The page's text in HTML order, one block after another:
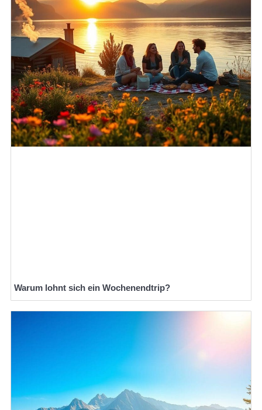
Warum lohnt sich ein Wochenendtrip?